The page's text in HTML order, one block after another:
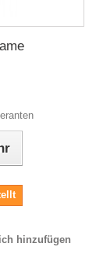
hinzufügen